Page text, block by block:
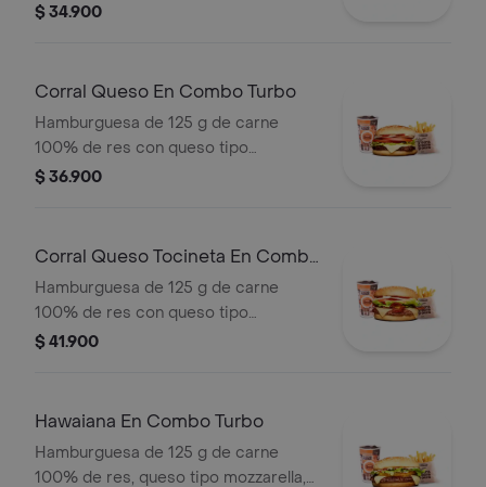
cebolla en rodajas, lechuga, salsas
$ 34.900
Corral Queso En Combo Turbo
Hamburguesa de 125 g de carne
100% de res con queso tipo
mozzarella, tomate, cebolla, lechuga,
pet
$ 36.900
Corral Queso Tocineta En Combo
Turbo
Hamburguesa de 125 g de carne
100% de res con queso tipo
mozzarella, tocineta, tomate, cebolla,
pet
$ 41.900
Hawaiana En Combo Turbo
Hamburguesa de 125 g de carne
100% de res, queso tipo mozzarella,